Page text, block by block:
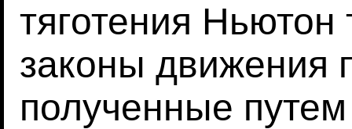
тяготения Ньютон
законы движения
полученные